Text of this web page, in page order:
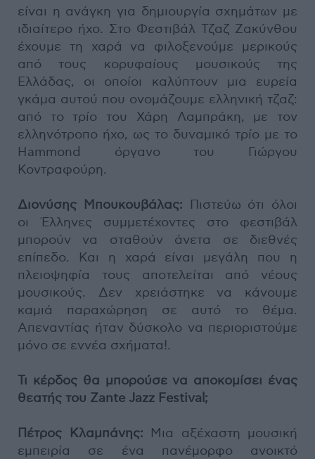
είναι η ανάγκη για δημιουργία σχημάτων με
ιδιαίτερο ήχο. Στο Φεστιβάλ Τζαζ Ζακύνθου
έχουμε τη χαρά να φιλοξενούμε μερικούς
από τους κορυφαίους μουσικούς της
Ελλάδας, οι οποίοι καλύπτουν μια ευρεία
γκάμα αυτού που ονομάζουμε ελληνική τζαζ:
από το τρίο του Χάρη Λαμπράκη, με τον
ελληνότροπο ήχο, ως το δυναμικό τρίο με το
Hammond όργανο του Γιώργου
Κοντραφούρη.
Διονύσης Μπουκουβάλας: Πιστεύω ότι όλοι
οι Έλληνες συμμετέχοντες στο φεστιβάλ
μπορούν να σταθούν άνετα σε διεθνές
επίπεδο. Και η χαρά είναι μεγάλη που η
πλειοψηφία τους αποτελείται από νέους
μουσικούς. Δεν χρειάστηκε να κάνουμε
καμιά παραχώρηση σε αυτό το θέμα.
Απεναντίας ήταν δύσκολο να περιοριστούμε
μόνο σε εννέα σχήματα!.
Τι κέρδος θα μπορούσε να αποκομίσει ένας
θεατής του Zante Jazz Festival;
Πέτρος Κλαμπάνης: Μια αξέχαστη μουσική
εμπειρία σε ένα πανέμορφο ανοικτό